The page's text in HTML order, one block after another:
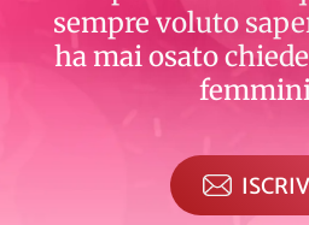
sempre voluto
ha mai osato